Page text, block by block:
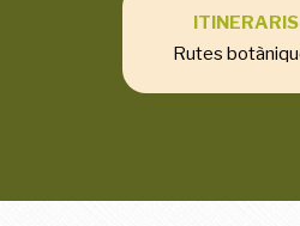
ITINERARIS
Rutes